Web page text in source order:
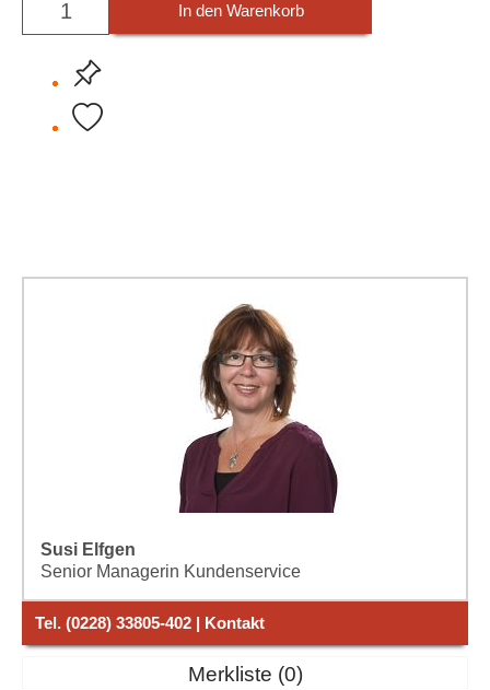
In den Warenkorb
Susi Elfgen
Senior Managerin Kundenservice
Tel. (0228) 33805-402 | Kontakt
Merkliste 0